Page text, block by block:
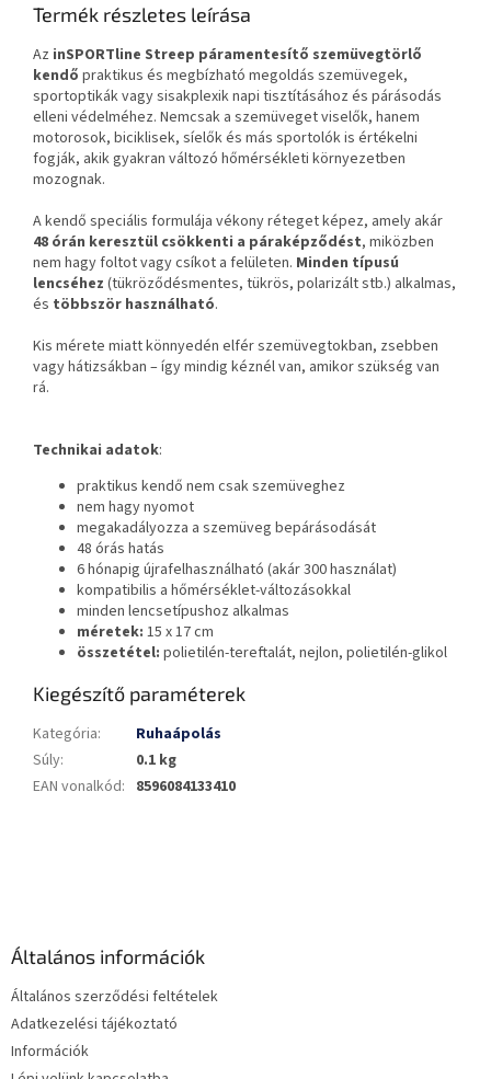
Termék részletes leírása
Az inSPORTline Streep páramentesítő szemüvegtörlő
kendő praktikus és megbízható megoldás szemüvegek,
sportoptikák vagy sisakplexik napi tisztításához és párásodás
elleni védelméhez. Nemcsak a szemüveget viselők, hanem
motorosok, biciklisek, síelők és más sportolók is értékelni
fogják, akik gyakran változó hőmérsékleti környezetben
mozognak.
A kendő speciális formulája vékony réteget képez, amely akár
48 órán keresztül csökkenti a páraképződést, miközben
nem hagy foltot vagy csíkot a felületen. Minden típusú
lencséhez (tükröződésmentes, tükrös, polarizált stb.) alkalmas,
és többször használható.
Kis mérete miatt könnyedén elfér szemüvegtokban, zsebben
vagy hátizsákban – így mindig kéznél van, amikor szükség van
rá.
Technikai adatok:
praktikus kendő nem csak szemüveghez
nem hagy nyomot
megakadályozza a szemüveg bepárásodását
48 órás hatás
6 hónapig újrafelhasználható (akár 300 használat)
kompatibilis a hőmérséklet-változásokkal
minden lencsetípushoz alkalmas
méretek: 15 x 17 cm
összetétel: polietilén-tereftalát, nejlon, polietilén-glikol
Kiegészítő paraméterek
Kategória:
Ruhaápolás
Súly:
0.1 kg
EAN vonalkód: 8596084133410
Általános információk
Általános szerződési feltételek
Adatkezelési tájékoztató
Információk